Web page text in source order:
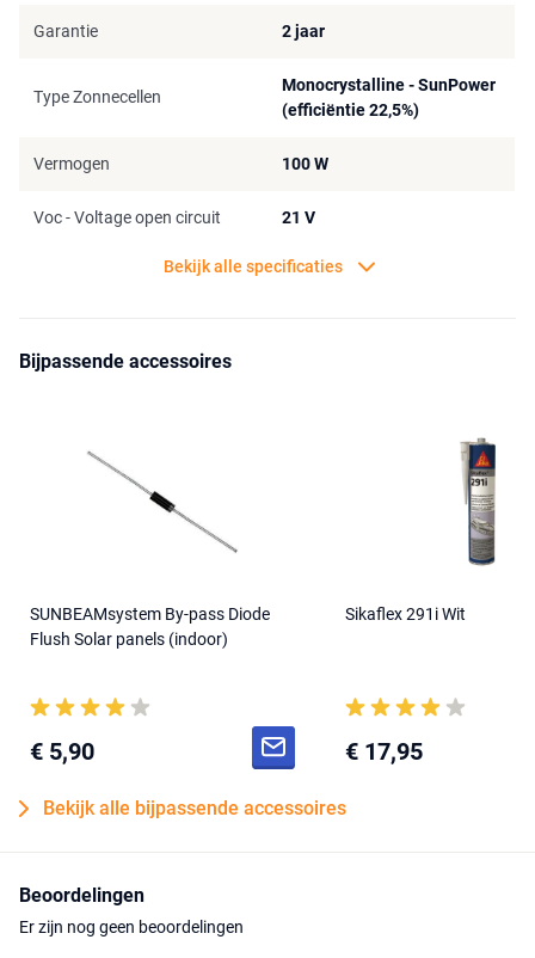
geschakeld worden, adviseren wij om extra Bypass diodes aan uw
Garantie 2 jaar
Type Zonnecellen
Monocrystalline - SunPower
(efficiëntie 22,5%)
Vermogen 100 W
Voc - Voltage open circuit 21 V
Bekijk alle specificaties
Bijpassende accessoires
SUNBEAMsystem By-pass Diode
Flush Solar panels (indoor)
€ 5,90
Sikaflex 291i Wit
€ 17,95
Bekijk alle bijpassende accessoires
Beoordelingen
Er zijn nog geen beoordelingen